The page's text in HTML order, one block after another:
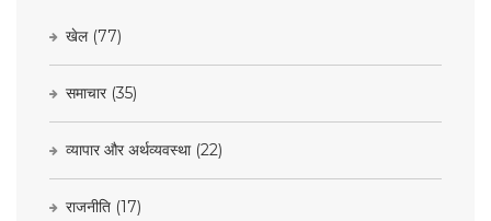
खेल (77)
समाचार (35)
व्यापार और अर्थव्यवस्था (22)
राजनीति (17)